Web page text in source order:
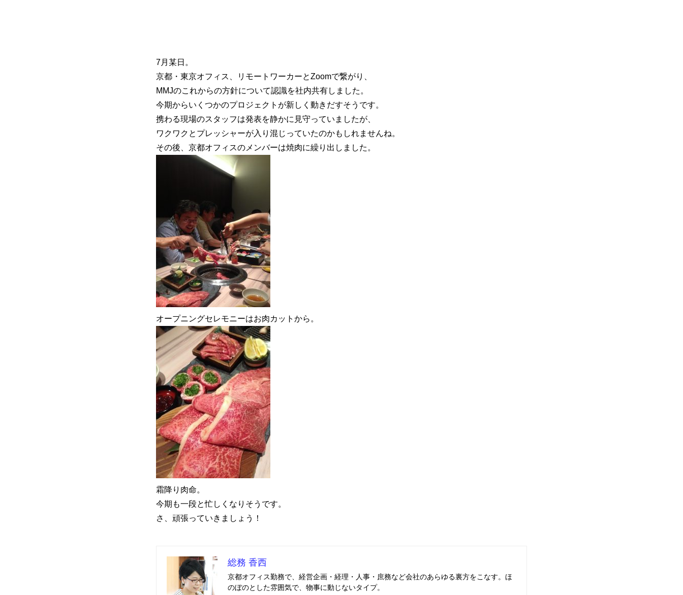
mmjコーポレートサイト
お問合せ 個人情報取扱い方針 サイトマップ
7月某日。
京都・東京オフィス、リモートワーカーとZoomで繋がり、
MMJのこれからの方針について認識を社内共有しました。
今期からいくつかのプロジェクトが新しく動きだすそうです。
携わる現場のスタッフは発表を静かに見守っていましたが、
ワクワクとプレッシャーが入り混じっていたのかもしれませんね。
その後、京都オフィスのメンバーは焼肉に繰り出しました。
オープニングセレモニーはお肉カットから。
霜降り肉命。
今期も一段と忙しくなりそうです。
さ、頑張っていきましょう！
総務 香西
京都オフィス勤務で、経営企画・経理・人事・庶務など会社のあらゆる裏方をこなす。ほ
のぼのとした雰囲気で、物事に動じないタイプ。